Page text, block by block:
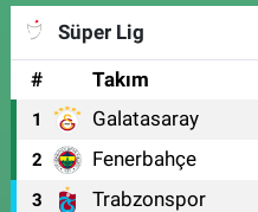
Süper Lig
#
Takım
1 Galatasaray
2 Fenerbahçe
3 Trabzonspor